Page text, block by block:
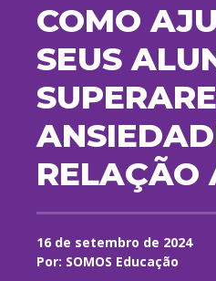
COMO
SEUS
RELAÇÃO
16 de setembro de 2024
Por: SOMOS Educação